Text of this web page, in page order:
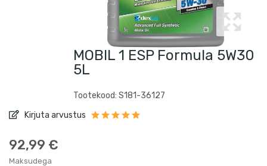
MOBIL 1 ESP Formula 5W30
5L
Tootekood: S181-36127
Kirjuta arvustus
92,99 €
Maksudega